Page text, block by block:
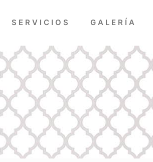
SERVICIOS GALERÍA